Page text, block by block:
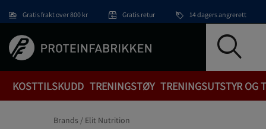
Gratis frakt over 800 kr Gratis retur 14 dagers angrerett
KOSTTILSKUDD TRENINGSTØY TRENINGSUTSTYR OG
Brands / Elit Nutrition